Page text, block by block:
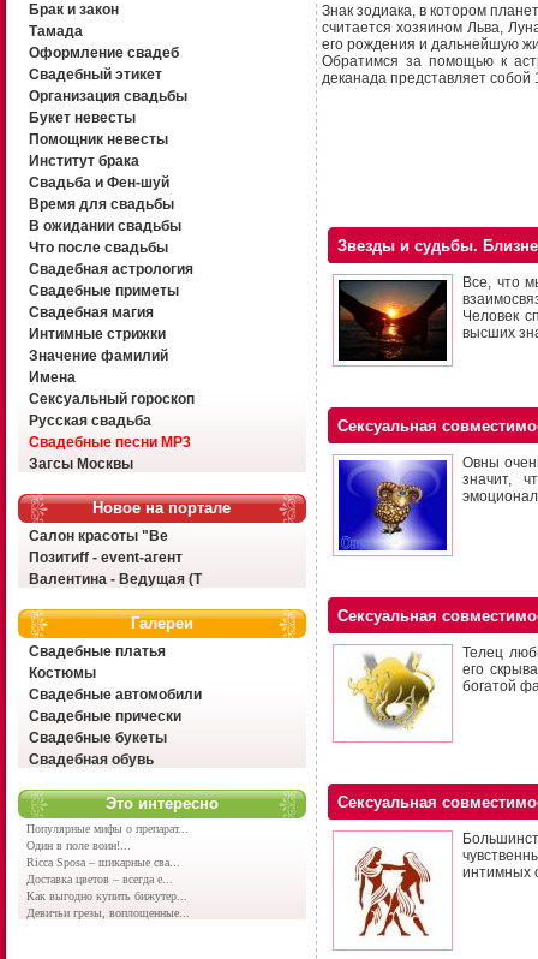
Брак и закон
Тамада
Оформление свадеб
Свадебный этикет
Организация свадьбы
Букет невесты
Помощник невесты
Институт брака
Свадьба и Фен-шуй
Время для свадьбы
В ожидании свадьбы
Что после свадьбы
Свадебная астрология
Свадебные приметы
Свадебная магия
Интимные стрижки
Значение фамилий
Имена
Сексуальный гороскоп
Русская свадьба
Свадебные песни MP3
Загсы Москвы
Новое на портале
Салон красоты "Ве
Позитиff - event-агент
Валентина - Ведущая (Т
Галереи
Свадебные платья
Костюмы
Свадебные автомобили
Свадебные прически
Свадебные букеты
Свадебная обувь
Это интересно
Популярные мифы о препарат...
Один в поле воин!...
Ricca Sposa – шикарные сва...
Доставка цветов – всегда е...
Как выгодно купить бижутер...
Девичьи грезы, воплощенные...
Знак зодиака, в котором
считается хозяином Льва,
его рождения и дальнейшую
Обратимся за помощью к
деканада представляет собой
Звезды и судьбы.
Все, что
Человек
высших
Сексуальная
Овны
значит,
Сексуальная
Телец
его
богатой
Сексуальная
интимных